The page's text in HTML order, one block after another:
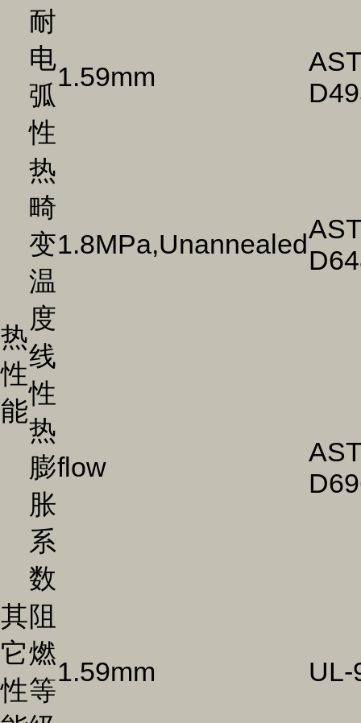
耐
电
弧
性
1.59mm
热
性
能
热
畸
变
温
度
1.8MPa,Unannealed
线
性
热
膨
胀
系
数
flow
其
它
性
阻
燃
等
1.59mm UL-